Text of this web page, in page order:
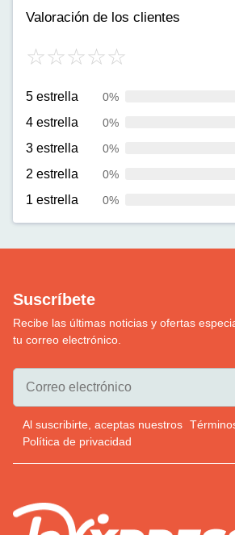
Valoración de los clientes
5 estrella 0%
4 estrella 0%
3 estrella 0%
2 estrella 0%
1 estrella 0%
Suscríbete
Recibe las últimas noticias y ofertas
tu correo electrónico.
Al suscribirte, aceptas nuestros
Política de privacidad